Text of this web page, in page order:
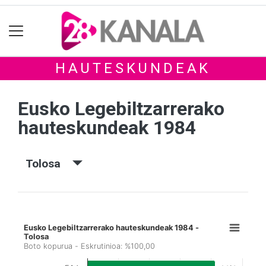
HAUTESKUNDEAK
Eusko Legebiltzarrerako
hauteskundeak 1984
Tolosa
Eusko Legebiltzarrerako hauteskundeak 1984 -
Tolosa
Boto kopurua - Eskrutinioa: %100,00